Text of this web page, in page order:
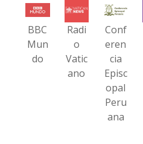
BBC
Mun
do
Radi
o
Vatic
ano
Conf
eren
cia
Episc
opal
Peru
ana